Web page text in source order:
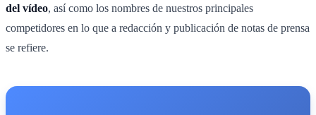
del vídeo, así como los nombres de nuestros principales
competidores en lo que a redacción y publicación de notas de prensa
se refiere.